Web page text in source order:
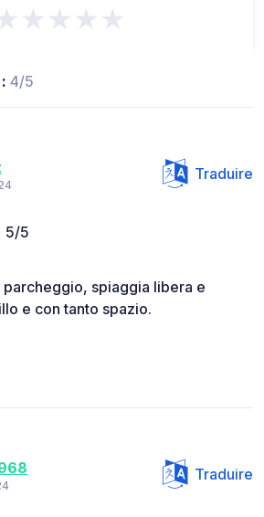
4/5
Traduire
5/5
spiaggia libera e
e con tanto spazio.
Traduire